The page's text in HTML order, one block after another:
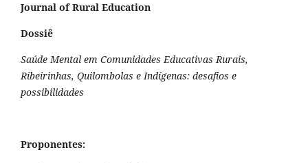
Journal of Rural Education
Dossiê
Saúde Mental em Comunidades Educativas Rurais,
Ribeirinhas, Quilombolas e Indígenas: desafios e
possibilidades
Proponentes: